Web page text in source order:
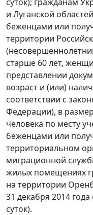
и Луганской
беженцами или
территории
старше 60 лет,
представлении
возраст и (или)
соответствии с
Федерации), в
человека по месту
беженцами или
территориальном
миграционной
жилых помещениях
на территории
31 декабря 2014
суток).